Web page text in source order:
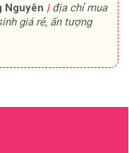
Nguyên | địa chỉ mua
giá rẻ, ấn tượng